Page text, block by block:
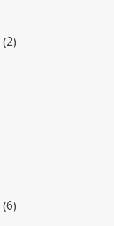
2
6товаров